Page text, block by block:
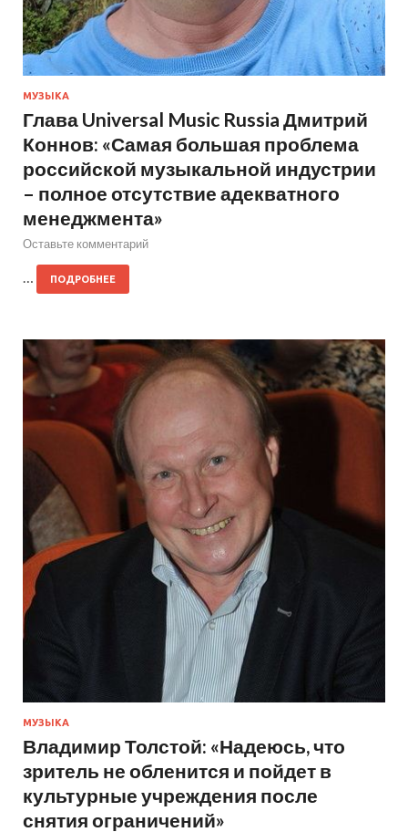
МУЗЫКА
Глава Universal Music Russia Дмитрий
Коннов: «Самая большая проблема
российской музыкальной индустрии
– полное отсутствие адекватного
менеджмента»
Оставьте комментарий
ПОДРОБНЕЕ
МУЗЫКА
Владимир Толстой: «Надеюсь, что
зритель не обленится и пойдет в
культурные учреждения после
снятия ограничений»